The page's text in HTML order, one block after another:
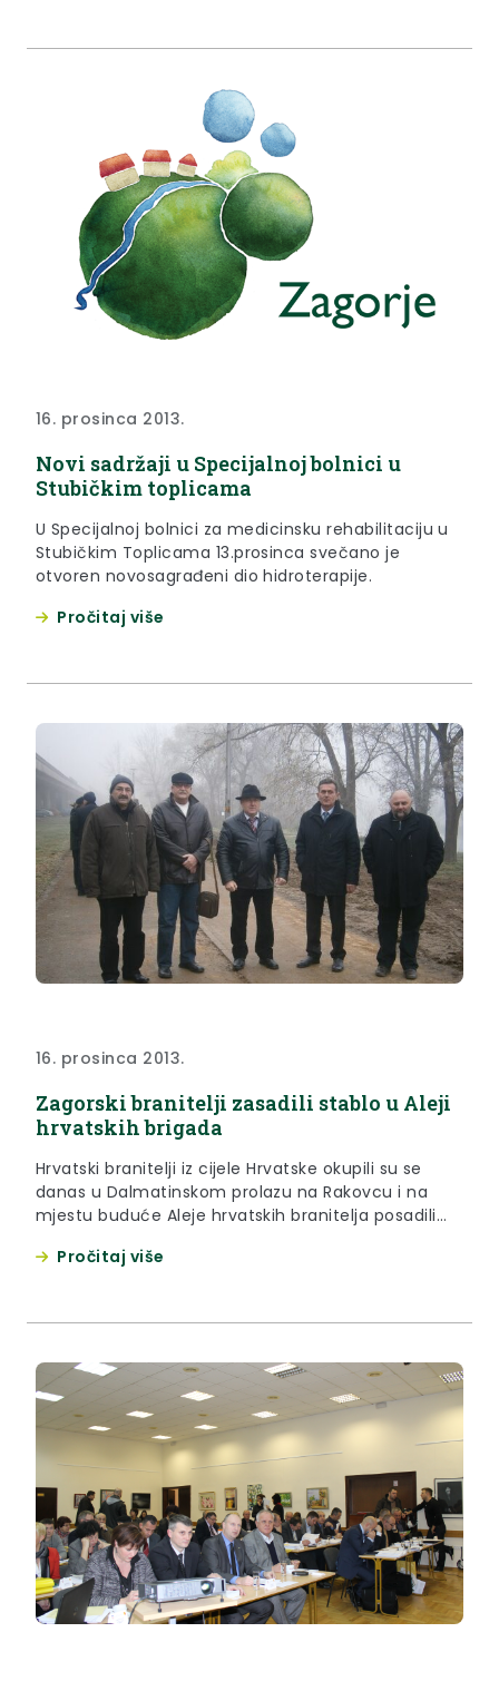
za socijalnu skrb prema mjestu prebivališta
16. prosinca 2013.
Novi sadržaji u Specijalnoj bolnici u
Stubičkim toplicama
U Specijalnoj bolnici za medicinsku rehabilitaciju u
Stubičkim Toplicama 13.prosinca svečano je
otvoren novosagrađeni dio hidroterapije.
Pročitaj više
16. prosinca 2013.
Zagorski branitelji zasadili stablo u Aleji
hrvatskih brigada
Hrvatski branitelji iz cijele Hrvatske okupili su se
danas u Dalmatinskom prolazu na Rakovcu i na
mjestu buduće Aleje hrvatskih branitelja posadili
Pročitaj više